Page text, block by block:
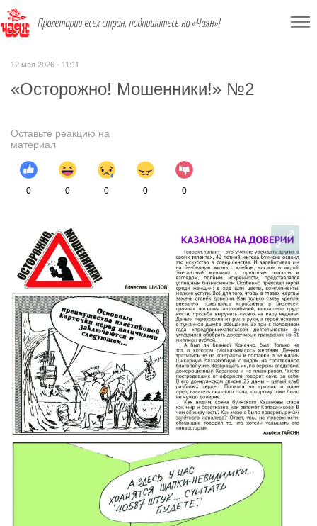
Пролетарии всех стран, подпишитесь на «Чаян»!
12 мая 2026 - 11:11
«Осторожно! Мошенники!» №2
Оставьте реакцию на
материал
0 0 0 0 0